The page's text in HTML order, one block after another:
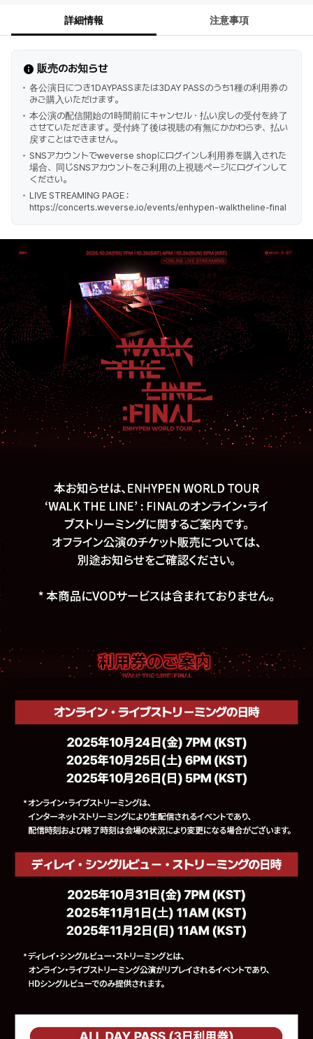
詳細情報 注意事項
販売のお知らせ
各公演日につき1DAYPASSまたは3DAY PASSのうち1種の利用券の
みご購入いただけます。
本公演の配信開始の1時間前にキャンセル・払い戻しの受付を終了
させていただきます。受付終了後は視聴の有無にかかわらず、払い
戻すことはできません。
SNSアカウントでweverse shopにログインし利用券を購入された
場合、同じSNSアカウントをご利用の上視聴ページにログインして
ください。
LIVE STREAMING PAGE :
https://concerts.weverse.io/events/enhypen-walktheline-final